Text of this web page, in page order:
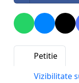
Petitie
Vizibilitate